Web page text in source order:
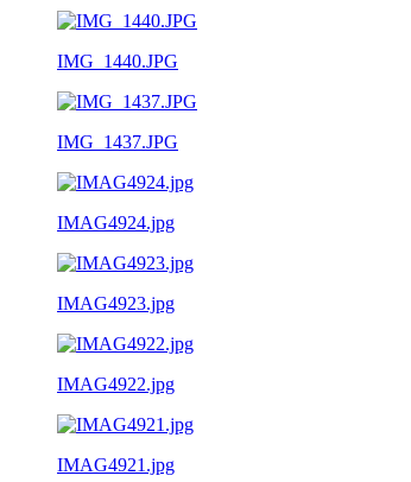
IMG_1440.JPG
IMG_1437.JPG
IMAG4924.jpg
IMAG4923.jpg
IMAG4922.jpg
IMAG4921.jpg